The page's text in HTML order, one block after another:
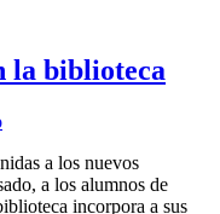
la biblioteca
a los nuevos
a los alumnos de
incorpora a sus